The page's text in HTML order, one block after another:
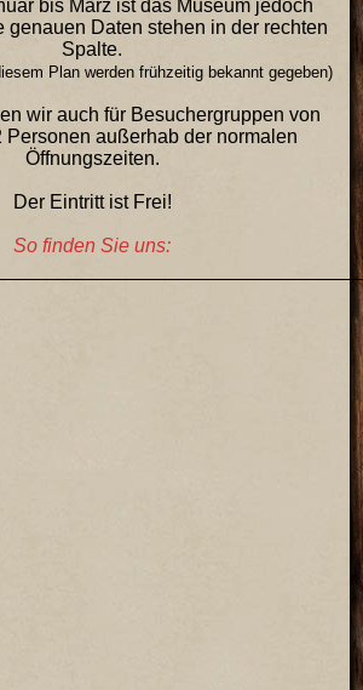
bis März ist das Museum jedoch
genauen Daten stehen in der rechten
Spalte.
Plan werden frühzeitig bekannt gegeben)
wir auch für Besuchergruppen von
Personen außerhab der normalen
Öffnungszeiten.
Der Eintritt ist Frei!
So finden Sie uns: